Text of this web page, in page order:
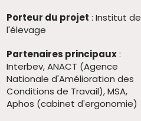
Porteur du projet : Institut de
l'élevage
Partenaires principaux:
Interbev, ANACT (Agence
Nationale d'Amélioration des
Conditions de Travail), MSA,
Aphos (cabinet d'ergonomie)